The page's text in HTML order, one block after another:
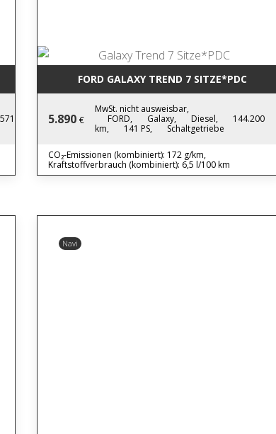
FORD GALAXY TREND 7 SITZE*PDC
5.890 €
MwSt. nicht ausweisbar,
FORD,
Galaxy, Diesel,
144.200
km,
141 PS, Schaltgetriebe
CO₂-Emissionen (kombiniert): 172 g/km,
Kraftstoffverbrauch (kombiniert): 6,5 l/100 km
Navi